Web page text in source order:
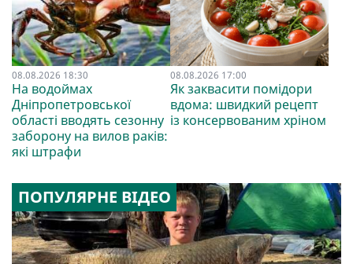
08.08.2026 18:30
На водоймах
Дніпропетровської
області вводять сезонну
заборону на вилов раків:
які штрафи
08.08.2026 17:00
Як заквасити помідори
вдома: швидкий рецепт
із консервованим хріном
ПОПУЛЯРНЕ ВІДЕО